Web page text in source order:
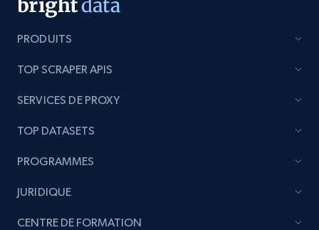
PRODUITS
TOP SCRAPER APIS
SERVICES DE PROXY
TOP DATASETS
PROGRAMMES
JURIDIQUE
CENTRE DE FORMATION